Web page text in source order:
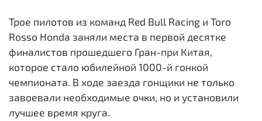
Трое пилотов из команд Red Bull Racing и Toro
Rosso Honda заняли места в первой десятке
финалистов прошедшего Гран-при Китая,
которое стало юбилейной 1000-й гонкой
чемпионата. В ходе заезда гонщики не только
завоевали необходимые очки, но и установили
лучшее время круга.